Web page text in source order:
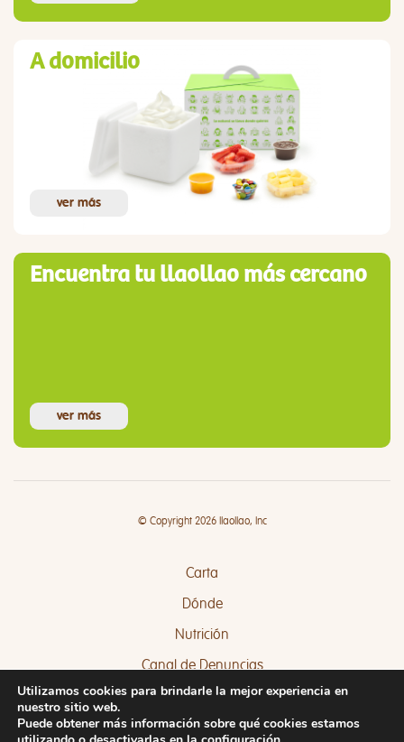
A domicilio
ver más
Encuentra tu llaollao más cercano
ver más
© Copyright 2026 llaollao, Inc
Carta
Dónde
Nutrición
Canal de Denuncias
Quejas y Sugerencias
Utilizamos cookies para brindarle la mejor experiencia en
nuestro sitio web.
Puede obtener más información sobre qué cookies estamos